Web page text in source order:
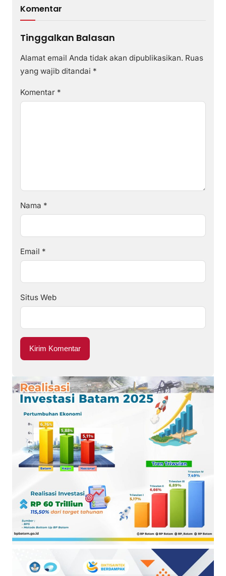
Komentar
Tinggalkan Balasan
Alamat email Anda tidak akan dipublikasikan. Ruas
yang wajib ditandai *
Komentar *
Nama *
Email *
Situs Web